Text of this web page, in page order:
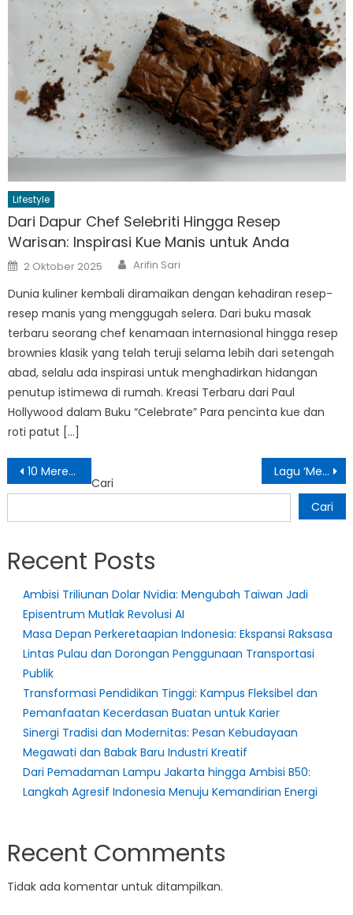
Lifestyle
Dari Dapur Chef Selebriti Hingga Resep
Warisan: Inspirasi Kue Manis untuk Anda
Posted
on
2 Oktober 2025 Author
Arifin Sari
Dunia kuliner kembali diramaikan dengan kehadiran resep-
resep manis yang menggugah selera. Dari buku masak
terbaru seorang chef kenamaan internasional hingga resep
brownies klasik yang telah teruji selama lebih dari setengah
abad, selalu ada inspirasi untuk menghadirkan hidangan
penutup istimewa di rumah. Kreasi Terbaru dari Paul
Hollywood dalam Buku “Celebrate” Para pencinta kue dan
roti patut […]
Navigasi
pos
10 Merek Sepatu Lokal Berkualitas yang Layak Kamu Coba Lagu ‘Mesin Waktu’ Budi Doremi: Perjalanan Cinta dan Harapan
Cari
Cari
Recent Posts
Ambisi Triliunan Dolar Nvidia: Mengubah Taiwan Jadi
Episentrum Mutlak Revolusi AI
Masa Depan Perkeretaapian Indonesia: Ekspansi Raksasa
Lintas Pulau dan Dorongan Penggunaan Transportasi
Publik
Transformasi Pendidikan Tinggi: Kampus Fleksibel dan
Pemanfaatan Kecerdasan Buatan untuk Karier
Sinergi Tradisi dan Modernitas: Pesan Kebudayaan
Megawati dan Babak Baru Industri Kreatif
Dari Pemadaman Lampu Jakarta hingga Ambisi B50:
Langkah Agresif Indonesia Menuju Kemandirian Energi
Recent Comments
Tidak ada komentar untuk ditampilkan.